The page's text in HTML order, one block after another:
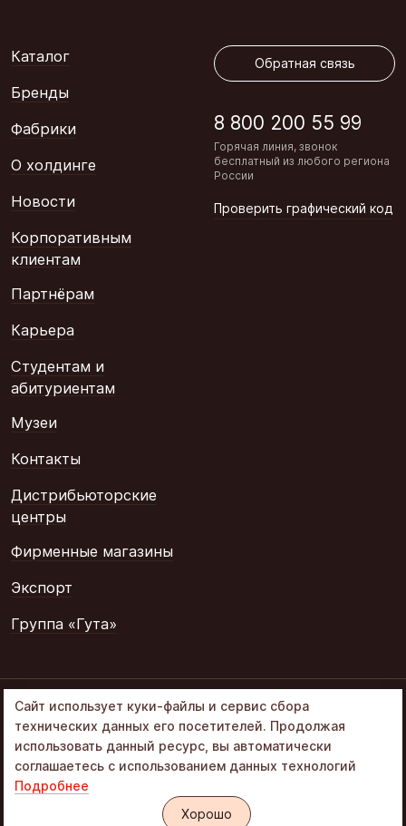
Каталог
Бренды
Фабрики
О холдинге
Новости
Корпоративным
клиентам
Партнёрам
Карьера
Студентам и
абитуриентам
Музеи
Контакты
Дистрибьюторские
центры
Фирменные магазины
Экспорт
Группа «Гута»
Обратная связь
8 800 200 55 99
Горячая линия, звонок
бесплатный из любого региона
России
Проверить графический код
© 2002–2026
кондитеры» в составе
Политика обработки ПД
Интернет-магазин «Алёнка»
Сайт использует куки-файлы и сервис сбора
технических данных его посетителей. Продолжая
использовать данный ресурс, вы автоматически
соглашаетесь с использованием данных технологий
Подробнее
Хорошо